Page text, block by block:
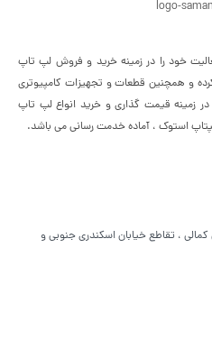
آنلاین اطلاع وب از سال 83 فعالیت خود را در زمینه خرید و فروش لپ تاپ
و همچنین قطعات و تجهیزات کامپیوتری
زمینه قیمت گذاری و خرید انواع لپ تاپ
استوک ، آماده خدمت رسانی می باشد.
کمالی ، تقاطع خیابان اسکندری جنوبی و